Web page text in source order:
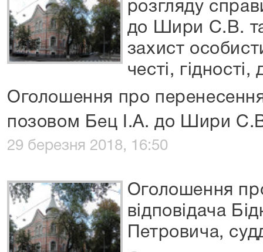
розгляду
до Шири С.В.
захист
честі, гідності,
Оголошення про
позовом Бец І.А. до Шири
29 березня 2018, 16:50
Оголошення
відповідача
Петровича,